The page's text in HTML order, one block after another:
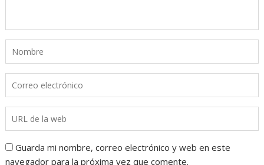
Guarda mi nombre, correo electrónico y web en este
navegador para la próxima vez que comente.